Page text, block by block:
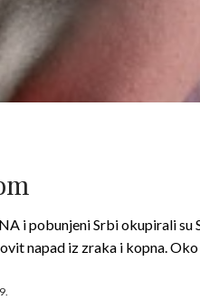
i pobunjeni Srbi okupirali
napad iz zraka i kopna.